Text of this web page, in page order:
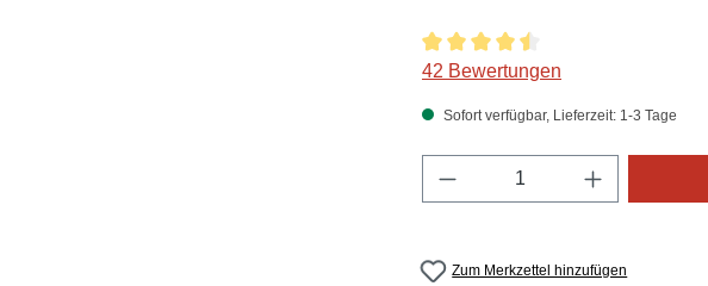
Durchschnittliche Bewertung von
42 Bewertungen
Sofort verfügbar, Lieferzeit: 1-3 Tage
Produkt Anzahl: Gib
Zum Merkzettel hinzufügen